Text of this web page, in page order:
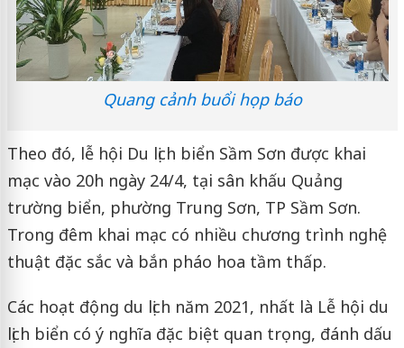
Quang cảnh buổi họp báo
Theo đó, lễ hội Du lịch biển Sầm Sơn được khai
mạc vào 20h ngày 24/4, tại sân khấu Quảng
trường biển, phường Trung Sơn, TP Sầm Sơn.
Trong đêm khai mạc có nhiều chương trình nghệ
thuật đặc sắc và bắn pháo hoa tầm thấp.
Các hoạt động du lịch năm 2021, nhất là Lễ hội du
lịch biển có ý nghĩa đặc biệt quan trọng, đánh dấu